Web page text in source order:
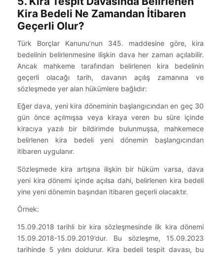
Kira Bedeli Ne Zamandan İtibaren
Geçerli Olur?
Türk Borçlar Kanunu’nun 345. maddesine göre, kira
bedelinin belirlenmesine ilişkin dava her zaman açılabilir.
Ancak mahkeme tarafından belirlenen kira bedelinin
geçerli olacağı tarih, davanın açılış zamanına ve
sözleşmede yer alan hükümlere bağlıdır:
Eğer dava, yeni kira döneminin başlangıcından en geç 30
gün önce açılmışsa veya kiraya veren bu süre içinde
kiracıya yazılı bir bildirimde bulunmuşsa, mahkemece
belirlenen kira bedeli yeni dönemin başlangıcından
itibaren uygulanır.
Sözleşmede kira artışına ilişkin bir hüküm varsa, dava
yeni kira dönemi içinde açılsa dahi, belirlenen kira bedeli
yine yeni dönemin başından itibaren geçerli olacaktır.
Örnek:
15.09.2018 tarihli bir kira sözleşmesinde ilk kira dönemi
15.09.2018-15.09.2019’dur. Bu sözleşme, 15.09.2023
tarihinde 5 yılını doldurur. Kira bedeli tespit davası, bu